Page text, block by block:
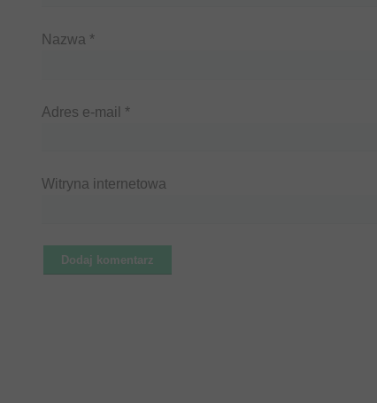
Nazwa *
Adres e-mail *
Witryna internetowa